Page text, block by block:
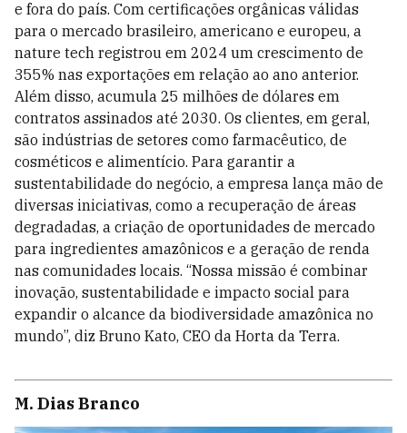
e fora do país. Com certificações orgânicas válidas
para o mercado brasileiro, americano e europeu, a
nature tech registrou em 2024 um crescimento de
355% nas exportações em relação ao ano anterior.
Além disso, acumula 25 milhões de dólares em
contratos assinados até 2030. Os clientes, em geral,
são indústrias de setores como farmacêutico, de
cosméticos e alimentício. Para garantir a
sustentabilidade do negócio, a empresa lança mão de
diversas iniciativas, como a recuperação de áreas
degradadas, a criação de oportunidades de mercado
para ingredientes amazônicos e a geração de renda
nas comunidades locais. “Nossa missão é combinar
inovação, sustentabilidade e impacto social para
expandir o alcance da biodiversidade amazônica no
mundo”, diz Bruno Kato, CEO da Horta da Terra.
M. Dias Branco